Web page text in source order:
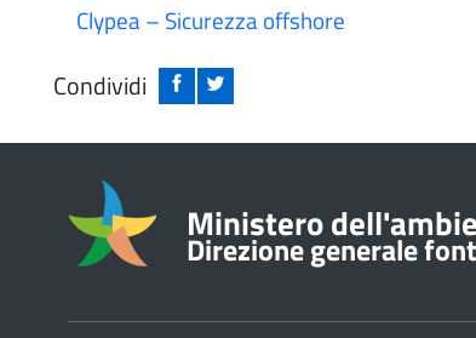
Clypea – Sicurezza offshore
Condividi
Informazioni su
Ministero
Direzione generale